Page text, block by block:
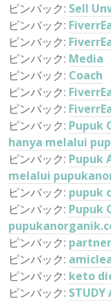
ピンバック: Sell
ピンバック:
ピンバック:
ピンバック: Media
ピンバック: Coach
ピンバック:
ピンバック:
ピンバック: Pupuk
hanya melalui
ピンバック: Pupuk
melalui
ピンバック: pupuk
ピンバック: Pupuk
ピンバック:
ピンバック:
ピンバック: keto
ピンバック: STUDY